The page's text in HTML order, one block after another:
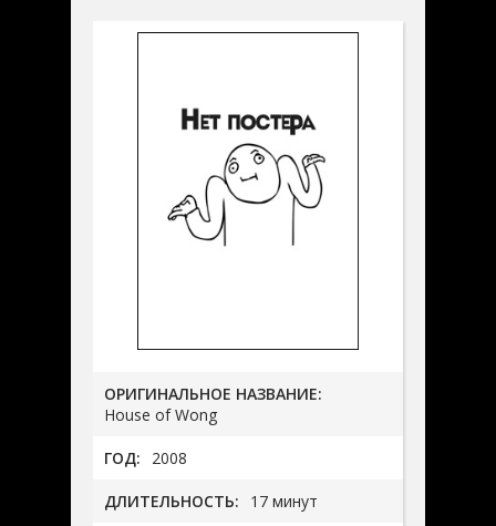
ОРИГИНАЛЬНОЕ НАЗВАНИЕ:
House of Wong
ГОД: 2008
ДЛИТЕЛЬНОСТЬ: 17 минут